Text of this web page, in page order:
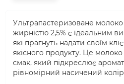
Ультрапастеризоване
жирністю 2,5% є ідеальним
які прагнуть надати своїм
якісного продукту. Це
смак, який підкреслює
рівномірний насичений